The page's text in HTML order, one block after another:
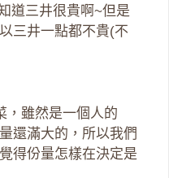
道三井很貴啊~但是
三井一點都不貴(不
，雖然是一個人的
還滿大的，所以我們
得份量怎樣在決定是